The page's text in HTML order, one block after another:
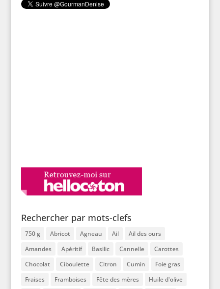
Rechercher par mots-clefs
750 g Abricot Agneau Ail
Ail des ours
Amandes
Apéritif Basilic Cannelle
Carottes
Chocolat
Ciboulette Citron Cumin
Foie gras
Fraises
Framboises Fête des mères Huile d'olive